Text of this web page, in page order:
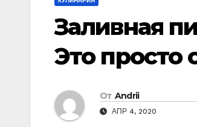
Заливная
Это просто
От Andrii
АПР 4, 2020